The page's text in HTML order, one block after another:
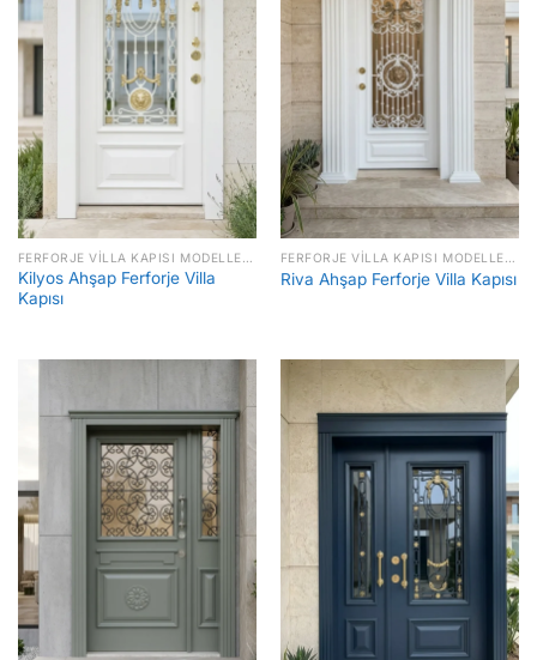
Kilyos Ahşap Ferforje Villa
Kapısı
Riva Ahşap Ferforje Villa Kapısı